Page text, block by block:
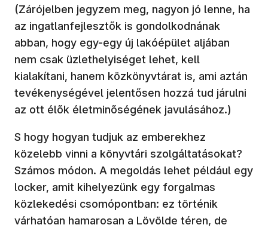
(Zárójelben jegyzem meg, nagyon jó lenne, ha
az ingatlanfejlesztők is gondolkodnának
abban, hogy egy-egy új lakóépület aljában
nem csak üzlethelyiséget lehet, kell
kialakítani, hanem közkönyvtárat is, ami aztán
tevékenységével jelentősen hozzá tud járulni
az ott élők életminőségének javulásához.)
S hogy hogyan tudjuk az emberekhez
közelebb vinni a könyvtári szolgáltatásokat?
Számos módon. A megoldás lehet például egy
locker, amit kihelyezünk egy forgalmas
közlekedési csomópontban: ez történik
várhatóan hamarosan a Lövölde téren, de